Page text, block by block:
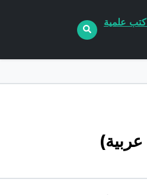
كتب علمية